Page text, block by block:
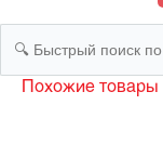
Похожие товары